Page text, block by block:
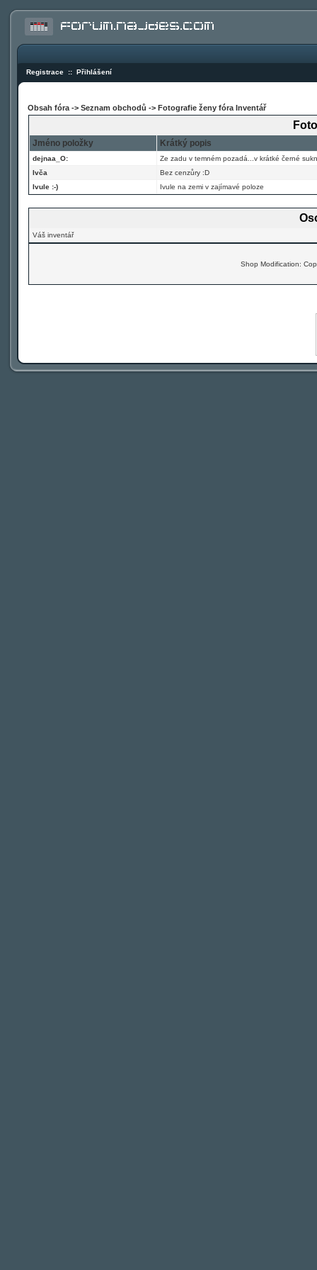
Registrace :: Přihlášení
Obsah fóra -> Seznam obchodů -> Fotografie ženy fóra Inventář
Jméno položky Krátký popis
dejnaa_O:
Ze zadu v temném pozadá...v krátké černé
Ivča
Bez cenzůry :D
Ivule :-)
Ivule na zemi v zajímavé poloze
Váš inventář
Shop Modification: